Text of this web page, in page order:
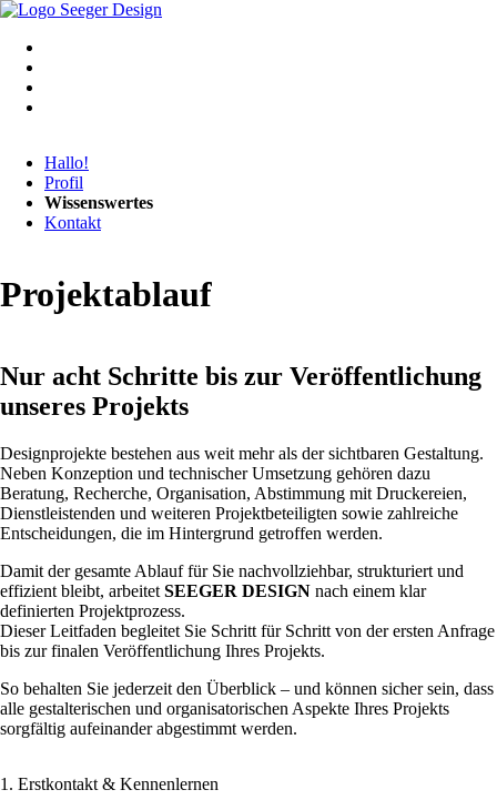
überspringen
Hallo!
Profil
Wissenswertes
Kontakt
Projektablauf
Nur acht Schritte bis zur Veröffentlichung
unseres Projekts
Designprojekte bestehen aus weit mehr als der sichtbaren Gestaltung.
Neben Konzeption und technischer Umsetzung gehören dazu
Beratung, Recherche, Organisation, Abstimmung mit Druckereien,
Dienstleistenden und weiteren Projektbeteiligten sowie zahlreiche
Entscheidungen, die im Hintergrund getroffen werden.
Damit der gesamte Ablauf für Sie nachvollziehbar, strukturiert und
effizient bleibt, arbeitet SEEGER DESIGN nach einem klar
definierten Projektprozess.
Dieser Leitfaden begleitet Sie Schritt für Schritt von der ersten Anfrage
bis zur finalen Veröffentlichung Ihres Projekts.
So behalten Sie jederzeit den Überblick – und können sicher sein, dass
alle gestalterischen und organisatorischen Aspekte Ihres Projekts
sorgfältig aufeinander abgestimmt werden.
1. Erstkontakt & Kennenlernen